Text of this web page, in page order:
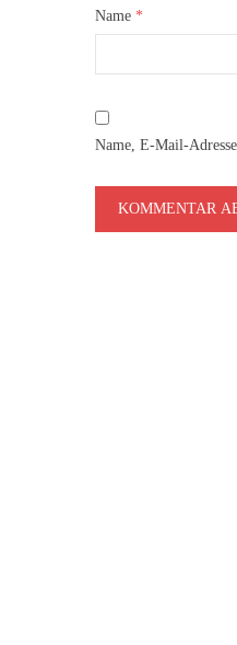
Name *
Name, E-Mail-